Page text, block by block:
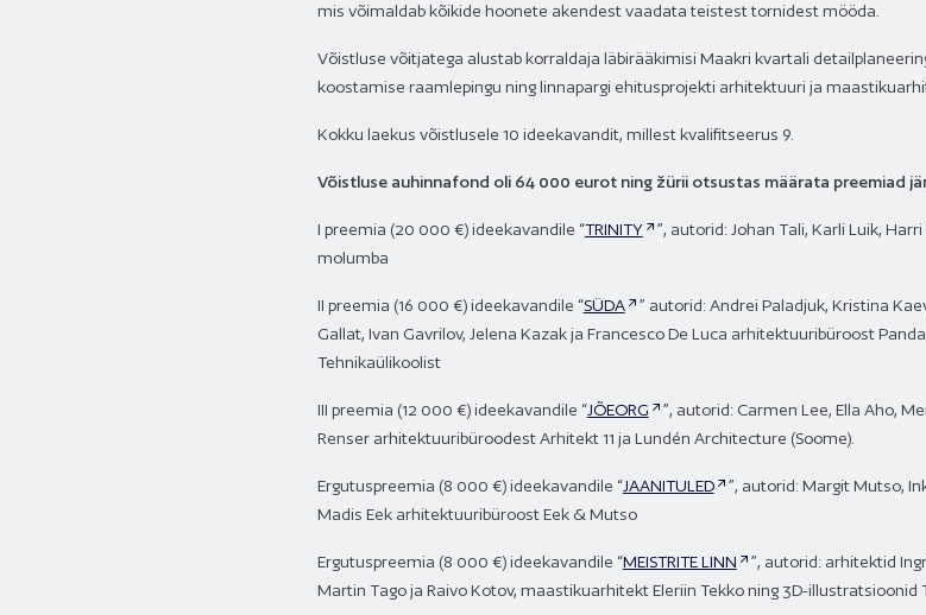
mis võimaldab kõikide hoonete akendest vaadata teistest tornidest mööda.
Võistluse võitjatega alustab korraldaja läbirääkimisi Maakri kvartali
koostamise raamlepingu ning linnapargi ehitusprojekti arhitektuuri ja
Kokku laekus võistlusele 10 ideekavandit, millest kvalifitseerus 9.
Võistluse auhinnafond oli 64 000 eurot ning žürii otsustas määrata preemiad
I preemia (20 000 €) ideekavandile “TRINITY
”, autorid: Johan Tali, Karli Luik,
molumba
II preemia (16 000 €) ideekavandile “SÜDA
” autorid: Andrei Paladjuk, Kristina
Gallat, Ivan Gavrilov, Jelena Kazak ja Francesco De Luca arhitektuuribüroost
Tehnikaülikoolist
III preemia (12 000 €) ideekavandile “JÕEORG
”, autorid: Carmen Lee, Ella Aho,
Renser arhitektuuribüroodest Arhitekt 11 ja Lundén Architecture (Soome).
Ergutuspreemia (8 000 €) ideekavandile “JAANITULED
”, autorid: Margit Mutso,
Madis Eek arhitektuuribüroost Eek & Mutso
Ergutuspreemia (8 000 €) ideekavandile “MEISTRITE LINN
”, autorid: arhitektid
Martin Tago ja Raivo Kotov, maastikuarhitekt Eleriin Tekko ning 3D-